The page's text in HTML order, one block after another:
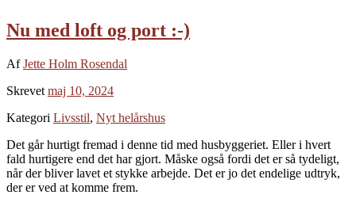
Nu med loft og port :-)
AfJette Holm Rosendal
Skrevet maj 10, 2024
Kategori Livsstil, Nyt helårshus
Det går hurtigt fremad i denne tid med husbyggeriet. Eller i hvert
fald hurtigere end det har gjort. Måske også fordi det er så tydeligt,
når der bliver lavet et stykke arbejde. Det er jo det endelige udtryk,
der er ved at komme frem.